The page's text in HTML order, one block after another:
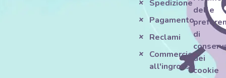
Spedizione
Pagamento
Reclami
Commercio
all'ingrosso
delle
di
dei
cookie